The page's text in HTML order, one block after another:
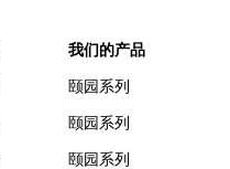
我们的产品
颐园系列
颐园系列
颐园系列